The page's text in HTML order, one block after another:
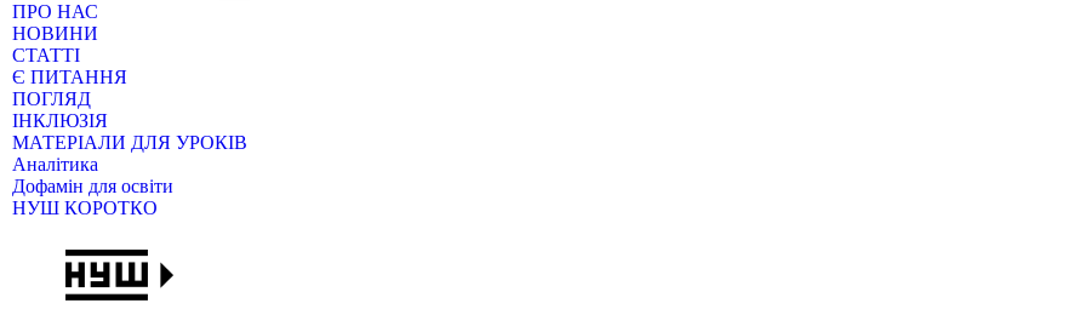
ПРО НАС
НОВИНИ
СТАТТІ
Є ПИТАННЯ
ПОГЛЯД
ІНКЛЮЗІЯ
МАТЕРІАЛИ ДЛЯ УРОКІВ
Аналітика
Дофамін для освіти
НУШ КОРОТКО